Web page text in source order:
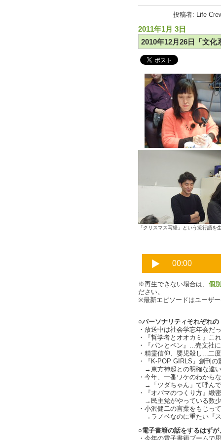
投稿者: Life
2011年1月 3日
2010年12月26日「文化
「クリスマス写経」という流行語
※再生できない場合は、 個
ださい。
※最新エピソードはユーザ
○パーソナリティそれぞれ
・放送中は社会学忘年会だ
・『哲学者とオオカミ』こ
・『パンとペン』...売文社
・精霊信仰、嬰児殺し...二
・『K-POP GIRLS』創刊の
→東方神起との明確な違
・今年、一番ワケのわから
→「ツダちゃん」て呼ん
・『オバマのつくり方』緻
→民主党がやっている数
・小沢健二の言葉をもじっ
→ラノベなのに重たい『
○電子書籍の話をするはず
・今年の電子書籍ブームで